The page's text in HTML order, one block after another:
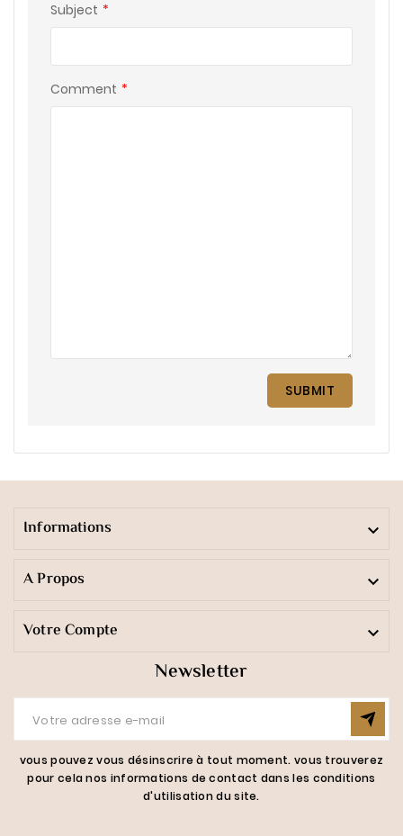
Subject *
Comment *
SUBMIT
Informations 
A Propos 
Votre Compte 
Newsletter
vous pouvez vous désinscrire à tout moment. vous trouverez
pour cela nos informations de contact dans les conditions
d'utilisation du site.